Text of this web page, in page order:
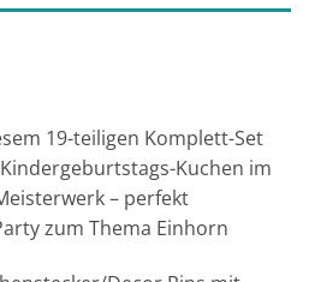
19-teiligen Komplett-Set
Kuchen im
– perfekt
zum Thema Einhorn